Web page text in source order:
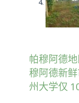
帕穆阿德
穆阿德新
州大学仅